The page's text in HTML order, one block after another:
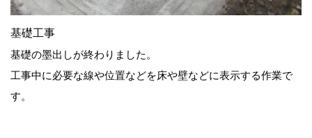
基礎工事
基礎の墨出しが終わりました。
工事中に必要な線や位置などを床や壁などに表示する作業で
す。